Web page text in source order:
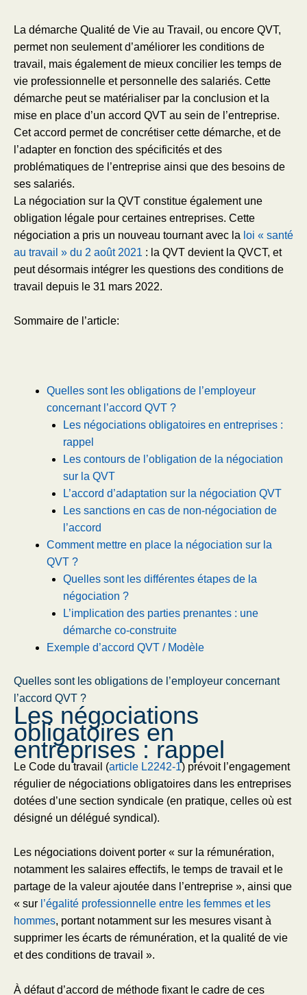
La démarche Qualité de Vie au Travail, ou encore QVT,
permet non seulement d’améliorer les conditions de
travail, mais également de mieux concilier les temps de
vie professionnelle et personnelle des salariés. Cette
démarche peut se matérialiser par la conclusion et la
mise en place d’un accord QVT au sein de l’entreprise.
Cet accord permet de concrétiser cette démarche, et de
l’adapter en fonction des spécificités et des
problématiques de l’entreprise ainsi que des besoins de
ses salariés.
La négociation sur la QVT constitue également une
obligation légale pour certaines entreprises. Cette
négociation a pris un nouveau tournant avec la loi « santé
au travail » du 2 août 2021 : la QVT devient la QVCT, et
peut désormais intégrer les questions des conditions de
travail depuis le 31 mars 2022.
Sommaire de l’article:
Quelles sont les obligations de l’employeur
concernant l’accord QVT ?
Les négociations obligatoires en entreprises :
rappel
Les contours de l’obligation de la négociation
sur la QVT
L’accord d’adaptation sur la négociation QVT
Les sanctions en cas de non-négociation de
l’accord
Comment mettre en place la négociation sur la
QVT ?
Quelles sont les différentes étapes de la
négociation ?
L’implication des parties prenantes : une
démarche co-construite
Exemple d’accord QVT / Modèle
Quelles sont les obligations de l’employeur concernant
l’accord QVT ?
Les négociations
obligatoires en
entreprises : rappel
Le Code du travail (article L2242-1) prévoit l’engagement
régulier de négociations obligatoires dans les entreprises
dotées d’une section syndicale (en pratique, celles où est
désigné un délégué syndical).
Les négociations doivent porter « sur la rémunération,
notamment les salaires effectifs, le temps de travail et le
partage de la valeur ajoutée dans l’entreprise », ainsi que
« sur l’égalité professionnelle entre les femmes et les
hommes, portant notamment sur les mesures visant à
supprimer les écarts de rémunération, et la qualité de vie
et des conditions de travail ».
À défaut d’accord de méthode fixant le cadre de ces